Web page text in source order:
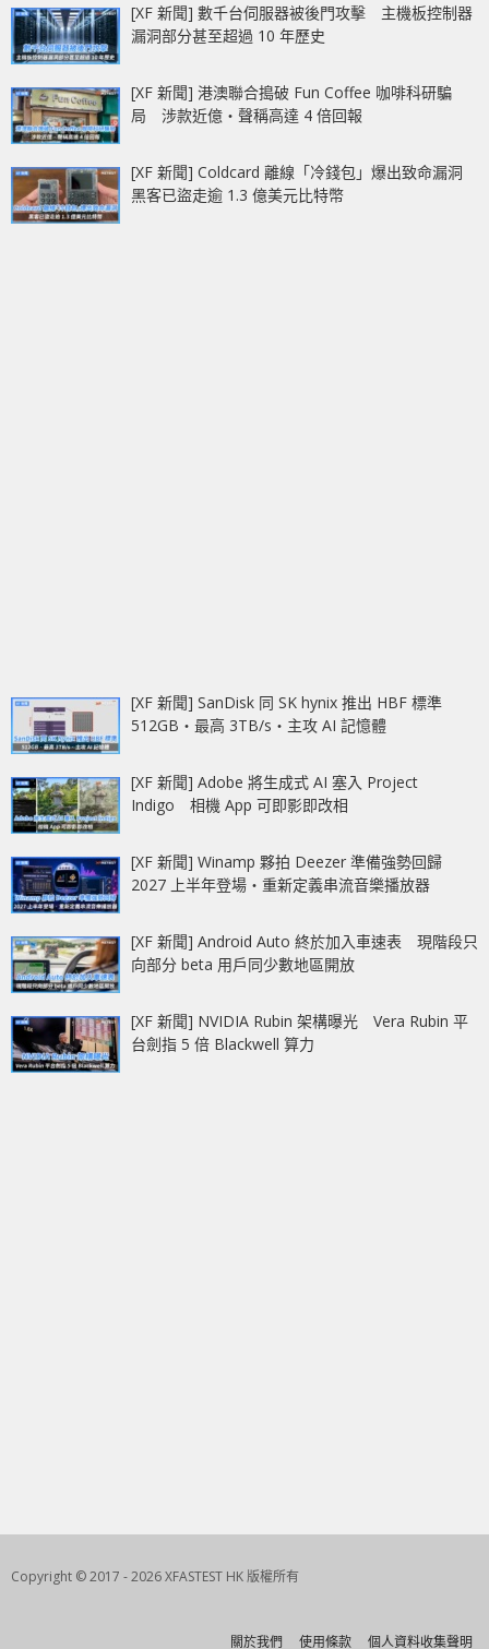
[XF 新聞] 數千台伺服器被後門攻擊 主機板控制器
漏洞部分甚至超過 10 年歷史
[XF 新聞] 港澳聯合搗破 Fun Coffee 咖啡科研騙
局 涉款近億‧聲稱高達 4 倍回報
[XF 新聞] Coldcard 離線「冷錢包」爆出致命漏洞
黑客已盜走逾 1.3 億美元比特幣
[XF 新聞] SanDisk 同 SK hynix 推出 HBF 標準
512GB‧最高 3TB/s‧主攻 AI 記憶體
[XF 新聞] Adobe 將生成式 AI 塞入 Project
Indigo 相機 App 可即影即改相
[XF 新聞] Winamp 夥拍 Deezer 準備強勢回歸
2027 上半年登場‧重新定義串流音樂播放器
[XF 新聞] Android Auto 終於加入車速表 現階段只
向部分 beta 用戶同少數地區開放
[XF 新聞] NVIDIA Rubin 架構曝光 Vera Rubin 平
台劍指 5 倍 Blackwell 算力
Copyright © 2017 - 2026 XFASTEST HK 版權所有
關於我們 使用條款 個人資料收集聲明